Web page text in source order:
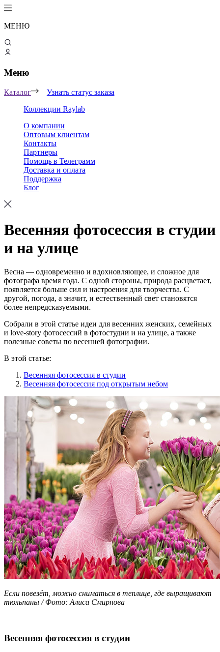
МЕНЮ
Меню
Каталог
Узнать статус заказа
Коллекции Raylab
О компании
Оптовым клиентам
Контакты
Партнеры
Помощь в Телеграмм
Доставка и оплата
Поддержка
Блог
Весенняя фотосессия в студии
и на улице
Весна — одновременно и вдохновляющее, и сложное для
фотографа время года. С одной стороны, природа расцветает,
появляется больше сил и настроения для творчества. С
другой, погода, а значит, и естественный свет становятся
более непредсказуемыми.
Собрали в этой статье идеи для весенних женских, семейных
и love-story фотосессий в фотостудии и на улице, а также
полезные советы по весенней фотографии.
В этой статье:
Весенняя фотосессия в студии
Весенняя фотосессия под открытым небом
Если повезёт, можно сниматься в теплице, где выращивают
тюльпаны / Фото: Алиса Смирнова
Весенняя фотосессия в студии